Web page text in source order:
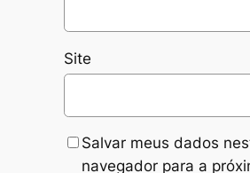
Site
Salvar meus dados
navegador para a